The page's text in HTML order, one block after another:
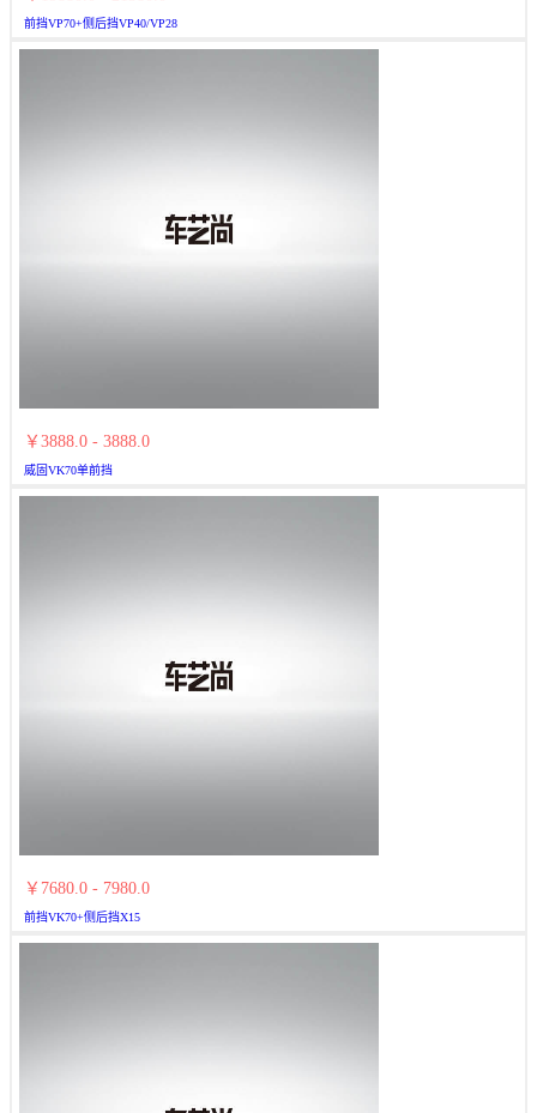
前挡VP70+侧后挡VP40/VP28
￥3888.0 - 3888.0
威固VK70单前挡
￥7680.0 - 7980.0
前挡VK70+侧后挡X15